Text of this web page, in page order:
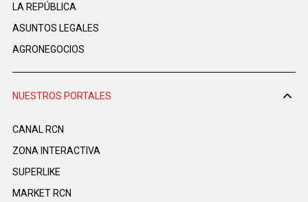
LA REPÚBLICA
ASUNTOS LEGALES
AGRONEGOCIOS
NUESTROS PORTALES
CANAL RCN
ZONA INTERACTIVA
SUPERLIKE
MARKET RCN